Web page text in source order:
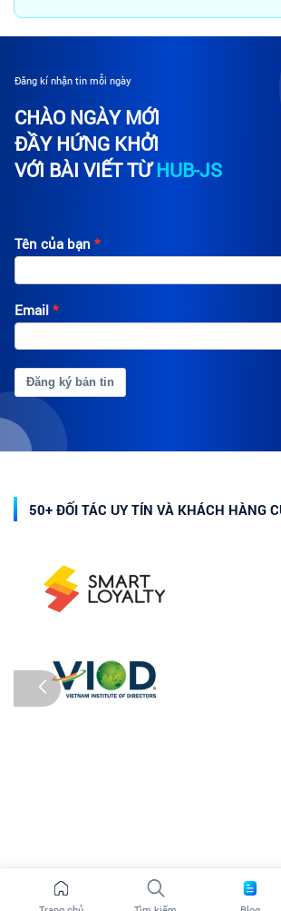
Đăng kí nhận tin mỗi ngày
CHÀO NGÀY MỚI
ĐẦY HỨNG KHỞI
VỚI BÀI VIẾT TỪHUB-JS
Tên của bạn
Email
Đăng ký bản tin
50+ ĐỐI TÁC UY TÍN VÀ KHÁCH HÀNG